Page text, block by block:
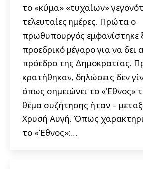
το «κύμα» «τυχαίων»
τελευταίες ημέρες. Πρώτα ο
πρωθυπουργός εμφανίστηκε
προεδρικό μέγαρο για να
πρόεδρο της Δημοκρατίας.
κρατήθηκαν, δηλώσεις δεν
όπως σημειώνει το «Έθνος»
θέμα συζήτησης ήταν –
Χρυσή Αυγή. Όπως
το «Έθνος»:…